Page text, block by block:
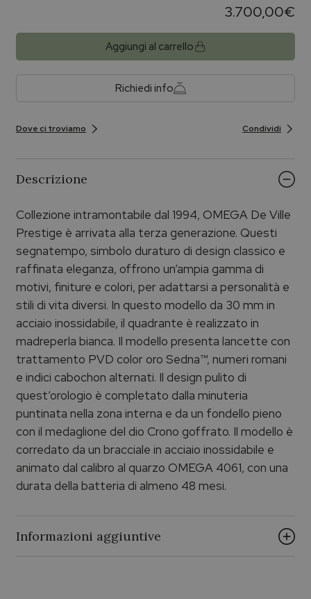
3.700,00€
Aggiungi al carrello
Richiedi info
Dove ci troviamo Condividi
Descrizione
Collezione intramontabile dal 1994, OMEGA De Ville
Prestige è arrivata alla terza generazione. Questi
segnatempo, simbolo duraturo di design classico e
raffinata eleganza, offrono un’ampia gamma di
motivi, finiture e colori, per adattarsi a personalità e
stili di vita diversi. In questo modello da 30 mm in
acciaio inossidabile, il quadrante è realizzato in
madreperla bianca. Il modello presenta lancette con
trattamento PVD color oro Sedna™, numeri romani
e indici cabochon alternati. Il design pulito di
quest’orologio è completato dalla minuteria
puntinata nella zona interna e da un fondello pieno
con il medaglione del dio Crono goffrato. Il modello è
corredato da un bracciale in acciaio inossidabile e
animato dal calibro al quarzo OMEGA 4061, con una
durata della batteria di almeno 48 mesi.
Informazioni aggiuntive